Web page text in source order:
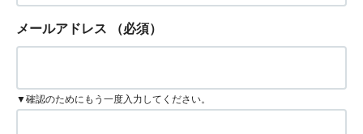
メールアドレス （必須）
▼確認のためにもう一度入力してください。